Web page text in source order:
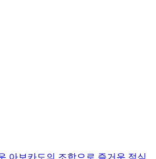
아보카도의 조합으로 즐거운 점심